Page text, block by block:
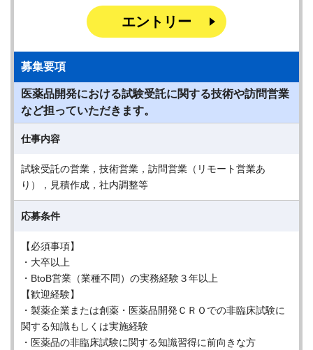
エントリー
募集要項
医薬品開発における試験受託に関する技術や訪問営業
など担っていただきます。
仕事内容
試験受託の営業，技術営業，訪問営業（リモート営業あ
り），見積作成，社内調整等
応募条件
【必須事項】
・大卒以上
・BtoB営業（業種不問）の実務経験３年以上
【歓迎経験】
・製薬企業または創薬・医薬品開発ＣＲＯでの非臨床試験に
関する知識もしくは実施経験
・医薬品の非臨床試験に関する知識習得に前向きな方